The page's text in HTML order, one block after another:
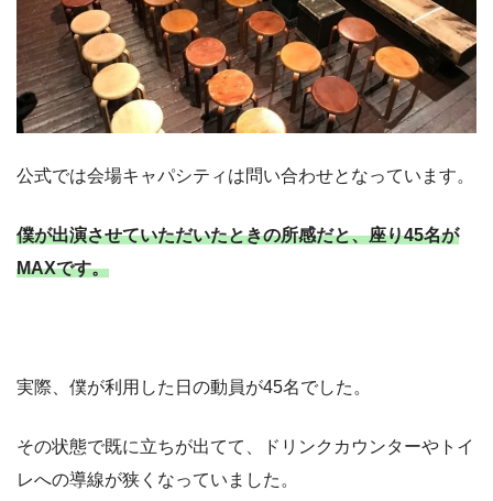
公式では会場キャパシティは問い合わせとなっています。
僕が出演させていただいたときの所感だと、座り45名が
MAXです。
実際、僕が利用した日の動員が45名でした。
その状態で既に立ちが出てて、ドリンクカウンターやトイ
レへの導線が狭くなっていました。